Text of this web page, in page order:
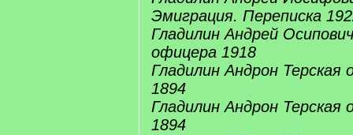
Эмиграция. Переписка
Гладилин Андрей
офицера 1918
Гладилин Андрон Терская
1894
Гладилин Андрон Терская
1894